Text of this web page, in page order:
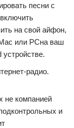
песни с
на свой айфон,
или PCна ваш
радио.
не компанией
и